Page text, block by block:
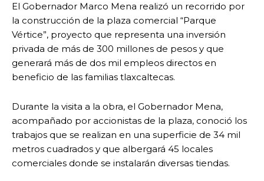
El Gobernador Marco Mena realizó un recorrido por
la construcción de la plaza comercial “Parque
Vértice”, proyecto que representa una inversión
privada de más de 300 millones de pesos y que
generará más de dos mil empleos directos en
beneficio de las familias tlaxcaltecas.
Durante la visita a la obra, el Gobernador Mena,
acompañado por accionistas de la plaza, conoció los
trabajos que se realizan en una superficie de 34 mil
metros cuadrados y que albergará 45 locales
comerciales donde se instalarán diversas tiendas.